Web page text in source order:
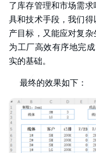
了库存管理和市场需
具和技术手段，我们
产目标，又能应对复杂
为工厂高效有序地完
实的基础。
最终的效果如下：